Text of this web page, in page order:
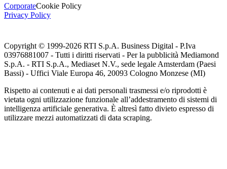
CorporateCookie Policy
Privacy Policy
Copyright © 1999-2026 RTI S.p.A. Business Digital - P.Iva
03976881007 - Tutti i diritti riservati - Per la pubblicità Mediamond
S.p.A. - RTI S.p.A., Mediaset N.V., sede legale Amsterdam (Paesi
Bassi) - Uffici Viale Europa 46, 20093 Cologno Monzese (MI)
Rispetto ai contenuti e ai dati personali trasmessi e/o riprodotti è
vietata ogni utilizzazione funzionale all’addestramento di sistemi di
intelligenza artificiale generativa. È altresì fatto divieto espresso di
utilizzare mezzi automatizzati di data scraping.